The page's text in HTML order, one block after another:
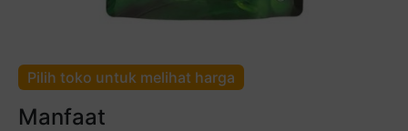
Pilih toko untuk melihat harga
Manfaat